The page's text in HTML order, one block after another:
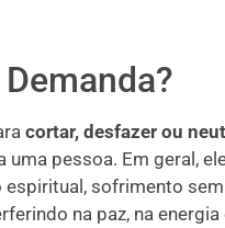
cortar, desfazer ou
pessoa. Em geral,
sofrimento
na paz, na energia